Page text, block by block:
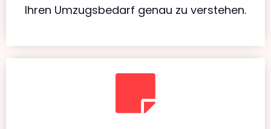
Ihren Umzugsbedarf genau zu verstehen.